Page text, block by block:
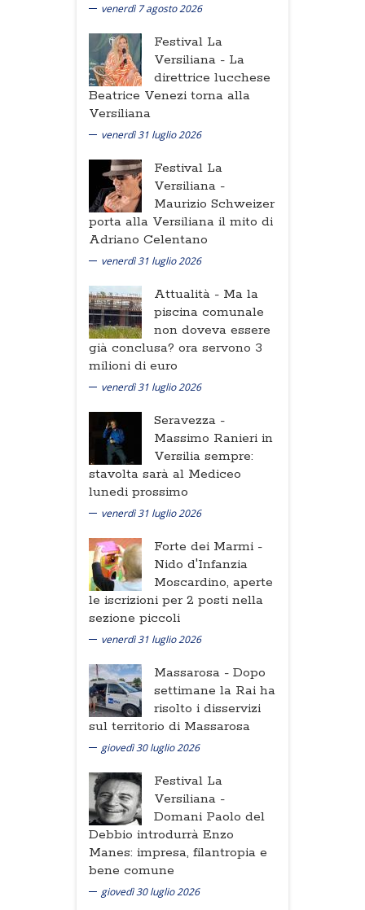
venerdì 7 agosto 2026
Festival La
Versiliana - La
direttrice lucchese
Beatrice Venezi torna alla
Versiliana
venerdì 31 luglio 2026
Festival La
Versiliana -
Maurizio Schweizer
porta alla Versiliana il mito di
Adriano Celentano
venerdì 31 luglio 2026
Attualità - Ma la
piscina comunale
non doveva essere
già conclusa? ora servono 3
milioni di euro
venerdì 31 luglio 2026
Seravezza -
Massimo Ranieri in
Versilia sempre:
stavolta sarà al Mediceo
lunedi prossimo
venerdì 31 luglio 2026
Forte dei Marmi -
Nido d'Infanzia
Moscardino, aperte
le iscrizioni per 2 posti nella
sezione piccoli
venerdì 31 luglio 2026
Massarosa - Dopo
settimane la Rai ha
risolto i disservizi
sul territorio di Massarosa
giovedì 30 luglio 2026
Festival La
Versiliana -
Domani Paolo del
Debbio introdurrà Enzo
Manes: impresa, filantropia e
bene comune
giovedì 30 luglio 2026